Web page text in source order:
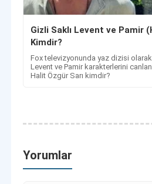
Gizli Saklı Levent ve Pamir
Kimdir?
Fox televizyonunda yaz dizisi
Levent ve Pamir karakterlerini
Halit Özgür Sarı kimdir?
Yorumlar